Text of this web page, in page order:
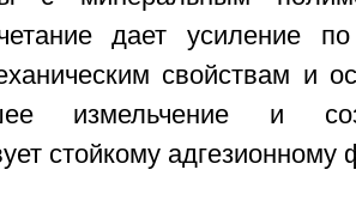
дает усиление по
свойствам и
измельчение и
стойкому адгезионному